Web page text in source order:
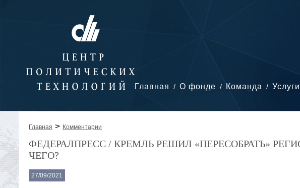
Главная О фонде Команда Услуги
Главная > Комментарии
ФЕДЕРАЛПРЕСС / КРЕМЛЬ РЕШИЛ «ПЕРЕСОБРАТЬ»
ЧЕГО?
27/09/2021